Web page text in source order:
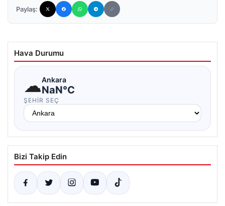
Paylaş:
Hava Durumu
☁Ankara
NaN°C
ŞEHIR SEÇ
Bizi Takip Edin